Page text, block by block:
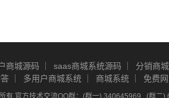
商城源码 saas商城系统源码 分销商
多用户商城系统 商城系统 免费
有 官方技术交流QQ群：(群一) 340645969 , (群二